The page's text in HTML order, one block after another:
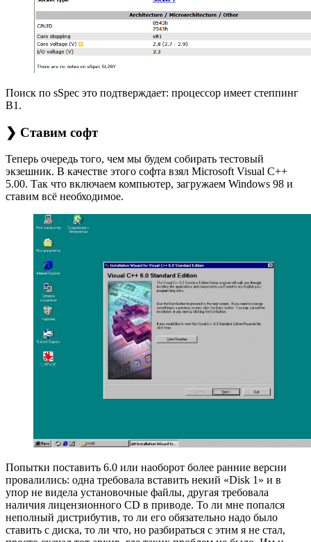
Поиск по sSpec это подтверждает: процессор имеет степпинг
B1.
❯ Ставим софт
Теперь очередь того, чем мы будем собирать тестовый
экзешник. В качестве этого софта взял Microsoft Visual C++
5.00. Так что включаем компьютер, загружаем Windows 98 и
ставим всё необходимое.
Попытки поставить 6.0 или наоборот более ранние версии
провалились: одна требовала вставить некий «Disk 1» и в
упор не видела установочные файлы, другая требовала
наличия лицензионного CD в приводе. То ли мне попался
неполный дистрибутив, то ли его обязательно надо было
ставить с диска, то ли что, но разбираться с этим я не стал,